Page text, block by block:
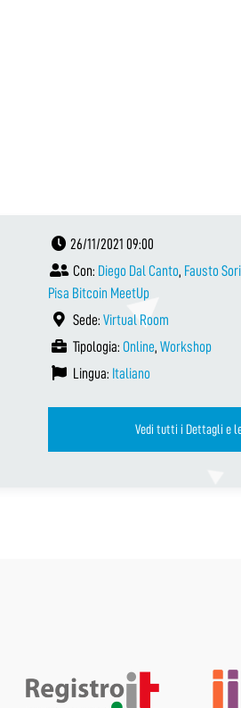
26/11/2021 09:00
Con: Diego Dal Canto, Fausto
Pisa Bitcoin MeetUp
Sede: Virtual Room
Tipologia: Online, Workshop
Lingua: Italiano
Vedi tutti i Dettagli e